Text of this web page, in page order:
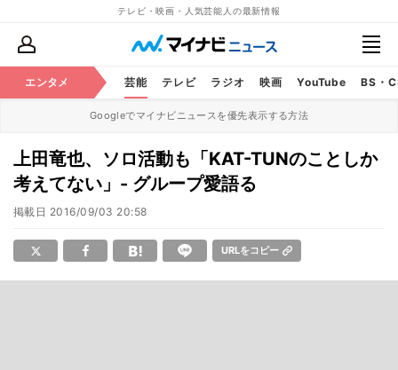
テレビ・映画・人気芸能人の最新情報
エンタメ 芸能 テレビ ラジオ 映画 YouTube BS・
Googleでマイナビニュースを優先表示する方法
上田竜也、ソロ活動も「KAT-TUNのことしか
考えてない」- グループ愛語る
掲載日 2016/09/03 20:58
URLをコピー